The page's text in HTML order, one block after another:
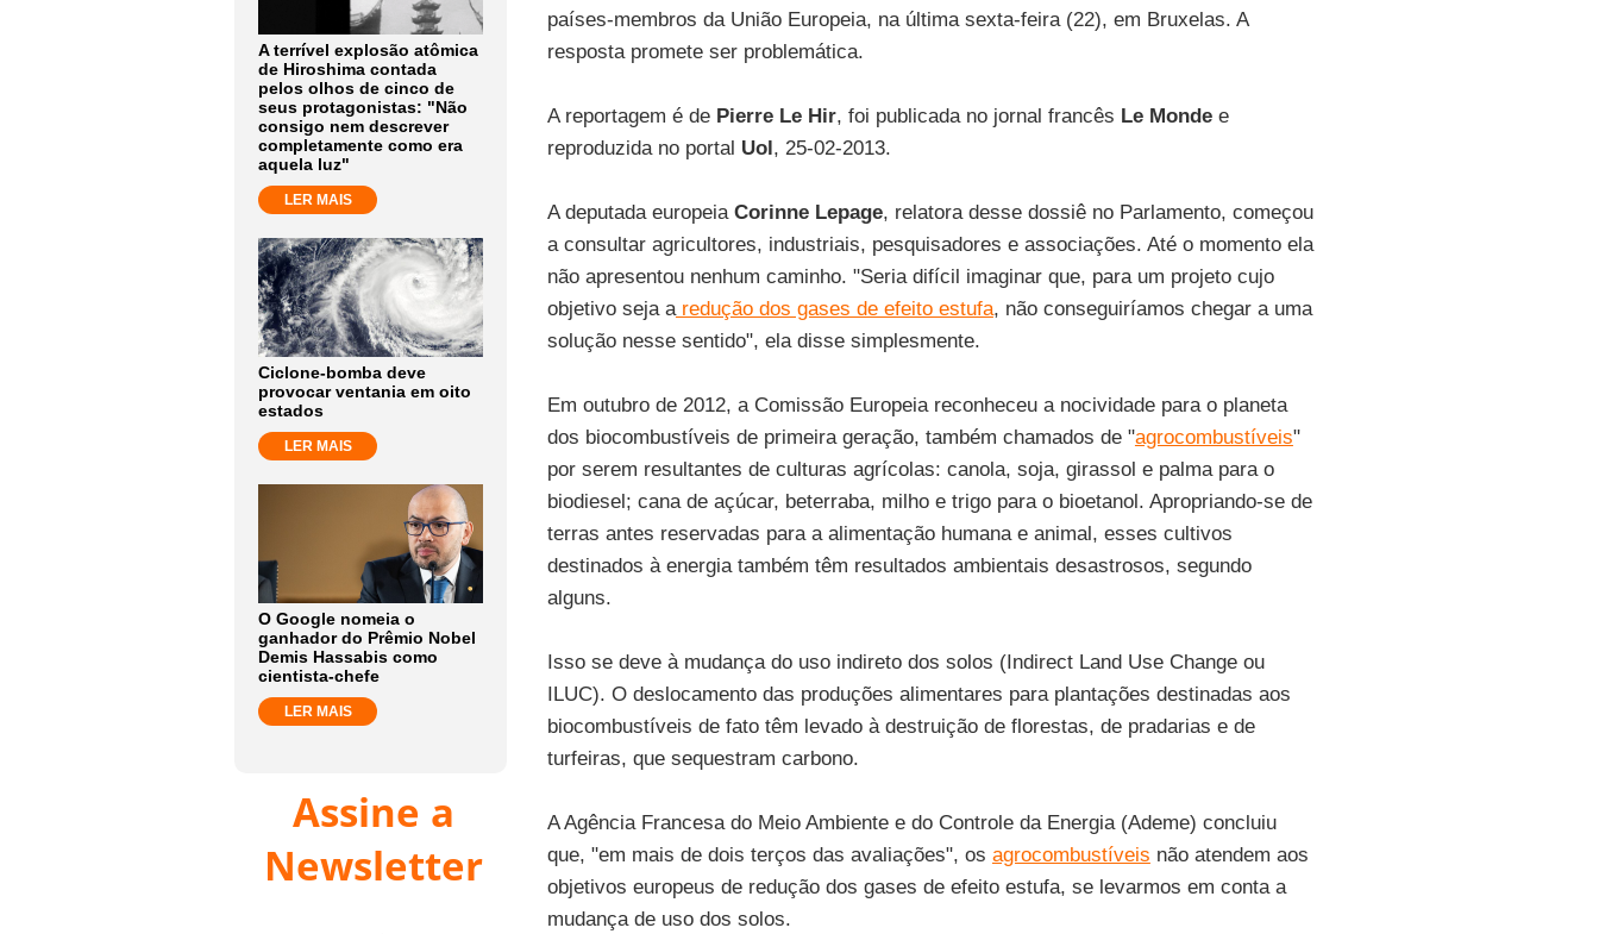
A terrível explosão atômica
de Hiroshima contada
pelos olhos de cinco de
seus protagonistas: "Não
consigo nem descrever
completamente como era
aquela luz"
LER MAIS
Ciclone-bomba deve
provocar ventania em oito
estados
LER MAIS
O Google nomeia o
ganhador do Prêmio Nobel
Demis Hassabis como
cientista-chefe
LER MAIS
Assine a
Newsletter
países-membros da União Europeia, na última sexta-feira (22), em Bruxelas. A
resposta promete ser problemática.
A reportagem é de Pierre Le Hir, foi publicada no jornal francês Le Mondee
reproduzida no portal Uol, 25-02-2013.
A deputada europeia Corinne Lepage, relatora desse dossiê no Parlamento, começou
a consultar agricultores, industriais, pesquisadores e associações. Até o momento ela
não apresentou nenhum caminho. "Seria difícil imaginar que, para um projeto cujo
objetivo seja aredução dos gases de efeito estufa, não conseguiríamos chegar a uma
solução nesse sentido", ela disse simplesmente.
Em outubro de 2012, a Comissão Europeia reconheceu a nocividade para o planeta
dos biocombustíveis de primeira geração, também chamados de "agrocombustíveis"
por serem resultantes de culturas agrícolas: canola, soja, girassol e palma para o
biodiesel; cana de açúcar, beterraba, milho e trigo para o bioetanol. Apropriando-se de
terras antes reservadas para a alimentação humana e animal, esses cultivos
destinados à energia também têm resultados ambientais desastrosos, segundo
alguns.
Isso se deve à mudança do uso indireto dos solos (Indirect Land Use Change ou
ILUC). O deslocamento das produções alimentares para plantações destinadas aos
biocombustíveis de fato têm levado à destruição de florestas, de pradarias e de
turfeiras, que sequestram carbono.
A Agência Francesa do Meio Ambiente e do Controle da Energia (Ademe) concluiu
que, "em mais de dois terços das avaliações", os agrocombustíveis não atendem aos
objetivos europeus de redução dos gases de efeito estufa, se levarmos em conta a
mudança de uso dos solos.